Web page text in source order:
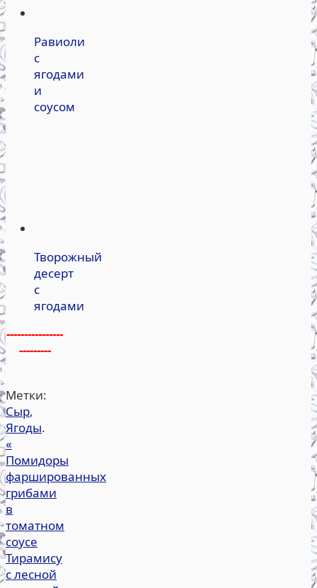
Равиоли
с
ягодами
и
соусом
Творожный
десерт
с
ягодами
----------------
---------
Метки:
Сыр,
Ягоды.
«
Помидоры
фаршированных
грибами
в
томатном
соусе
Тирамису
с лесной